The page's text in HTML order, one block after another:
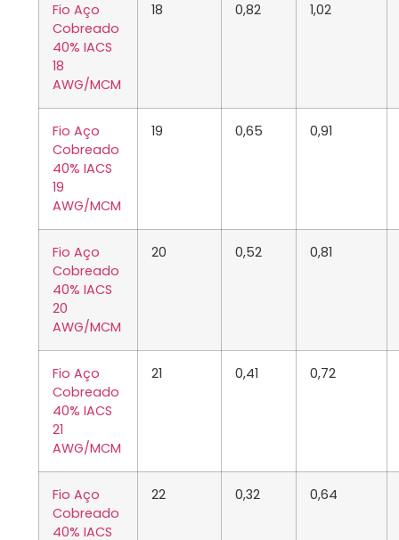
Fio Aço
Cobreado
40% IACS
18
AWG/MCM
18 0,82 1,02
Fio Aço
Cobreado
40% IACS
19
AWG/MCM
19 0,65 0,91
Fio Aço
Cobreado
40% IACS
20
AWG/MCM
20 0,52 0,81
Fio Aço
Cobreado
40% IACS
21
AWG/MCM
21 0,41 0,72
Fio Aço
Cobreado
40% IACS
22 0,32 0,64